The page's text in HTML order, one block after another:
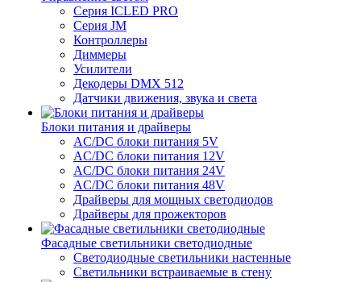
Серия ICLED PRO
Серия JM
Контроллеры
Диммеры
Усилители
Декодеры DMX 512
Датчики движения, звука и света
Блоки питания и драйверы
AC/DC блоки питания 5V
AC/DC блоки питания 12V
AC/DC блоки питания 24V
AC/DC блоки питания 48V
Драйверы для мощных светодиодов
Драйверы для прожекторов
Фасадные светильники светодиодные
Светодиодные светильники настенные
Светильники встраиваемые в стену